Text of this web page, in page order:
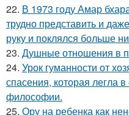
22. В 1973 году Амар
трудно представить и
руку и поклялся больше
23. Душные отношения в
24. Урок гуманности от
спасения, которая легла
философии.
25. Ору на ребенка как